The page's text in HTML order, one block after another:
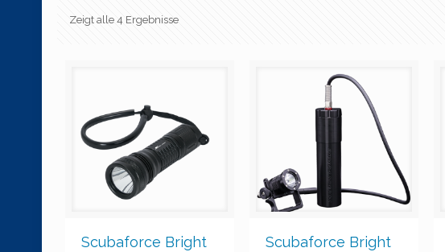
Zeigt alle 4 Ergebnisse
Scubaforce Bright
Scubaforce Bright